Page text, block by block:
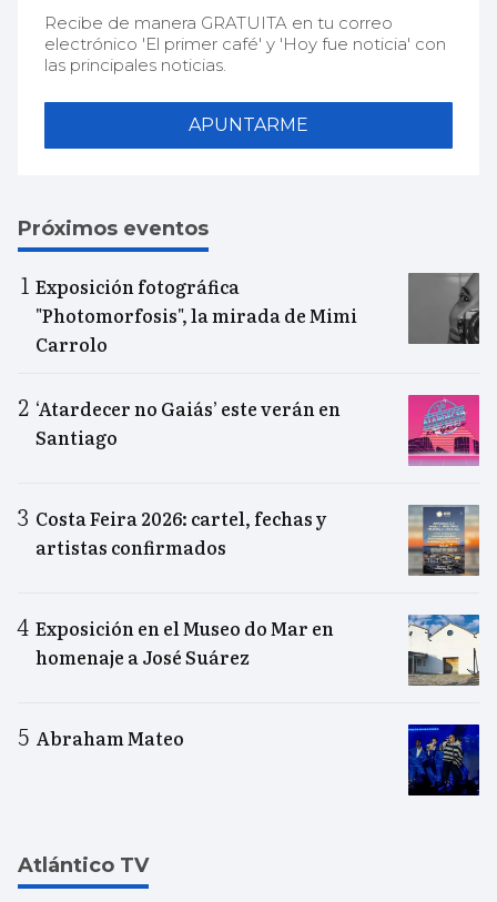
Recibe de manera GRATUITA en tu correo
electrónico 'El primer café' y 'Hoy fue noticia' con
las principales noticias.
APUNTARME
Próximos eventos
Exposición fotográfica
"Photomorfosis", la mirada de Mimi
Carrolo
‘Atardecer no Gaiás’ este verán en
Santiago
Costa Feira 2026: cartel, fechas y
artistas confirmados
Exposición en el Museo do Mar en
homenaje a José Suárez
Abraham Mateo
Atlántico TV